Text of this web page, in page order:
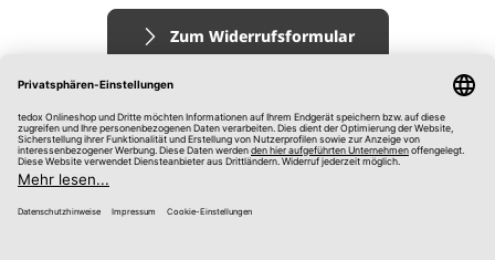
Zum Widerrufsformular
Impressum
AGB
Datenschutz